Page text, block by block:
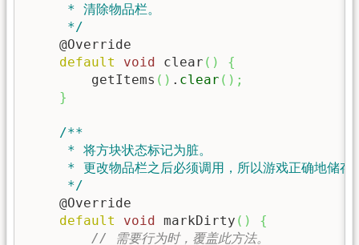
     * 清除物品栏。
     */
    @Override
default
void clear ( )
{
        getItems
( ) . clear ( ) ;
}
/**
     * 将方块状态标记为脏。
* 更改物品栏之后必须调用，所以游戏正确地储存
     */
    @Override
default
void markDirty ( )
{
// 需要行为时，覆盖此方法。